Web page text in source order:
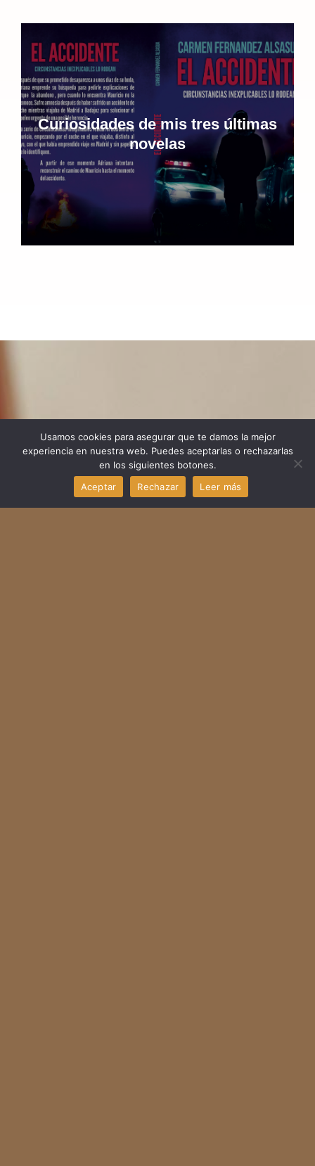
Curiosidades de mis tres últimas
novelas
Usamos cookies para asegurar que te damos la mejor
experiencia en nuestra web. Puedes aceptarlas o rechazarlas
en los siguientes botones.
Aceptar
Rechazar Leer más